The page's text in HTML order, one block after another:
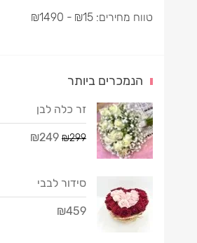
טווח מחירים: ₪15
- ₪
1490
הנמכרים ביותר
זר כלה לבן
₪299
₪249
סידור לבבי
₪459